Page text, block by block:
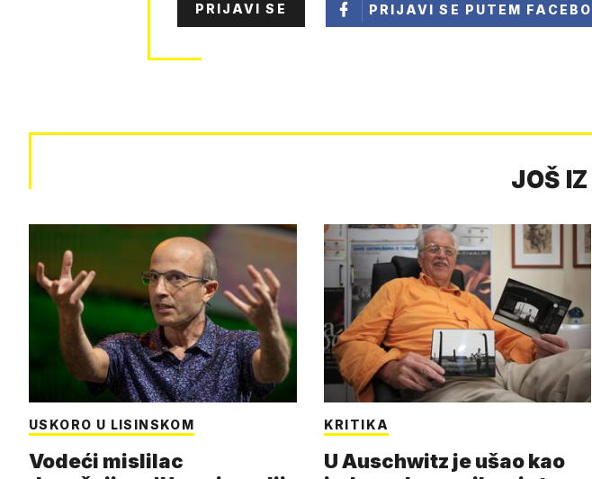
PRIJAVI SE PRIJAVI SE PUTEM
JOŠ IZ
USKORO U LISINSKOM
Vodeći mislilac
KRITIKA
U Auschwitz je ušao kao